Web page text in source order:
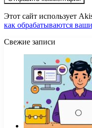
Этот сайт использует
как обрабатываются
Свежие записи